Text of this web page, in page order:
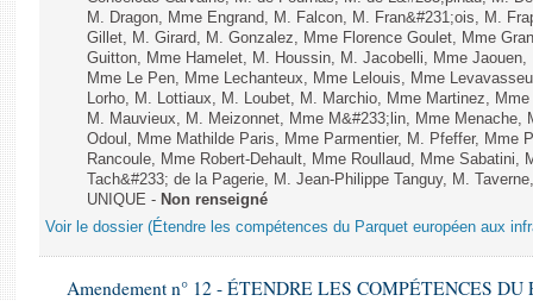
M. Dragon, Mme Engrand, M. Falcon, M. Fran&#231;ois, M.
Gillet, M. Girard, M. Gonzalez, Mme Florence Goulet, Mme
Guitton, Mme Hamelet, M. Houssin, M. Jacobelli, Mme
Mme Le Pen, Mme Lechanteux, Mme Lelouis, Mme
Lorho, M. Lottiaux, M. Loubet, M. Marchio, Mme Martinez,
M. Mauvieux, M. Meizonnet, Mme M&#233;lin, Mme Menache,
Odoul, Mme Mathilde Paris, Mme Parmentier, M. Pfeffer, Mme
Rancoule, Mme Robert-Dehault, Mme Roullaud, Mme
Tach&#233; de la Pagerie, M. Jean-Philippe Tanguy, M.
UNIQUE - Non renseigné
Voir le dossier (Étendre les compétences du Parquet européen aux
Amendement n° 12 - ÉTENDRE LES COMPÉTENCES